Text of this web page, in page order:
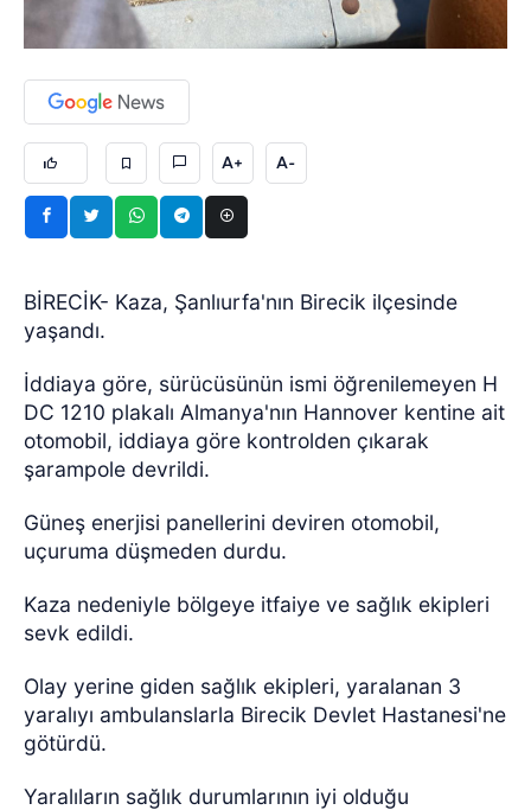
A+ A-
BİRECİK- Kaza, Şanlıurfa'nın Birecik ilçesinde
yaşandı.
İddiaya göre, sürücüsünün ismi öğrenilemeyen H
DC 1210 plakalı Almanya'nın Hannover kentine ait
otomobil, iddiaya göre kontrolden çıkarak
şarampole devrildi.
Güneş enerjisi panellerini deviren otomobil,
uçuruma düşmeden durdu.
Kaza nedeniyle bölgeye itfaiye ve sağlık ekipleri
sevk edildi.
Olay yerine giden sağlık ekipleri, yaralanan 3
yaralıyı ambulanslarla Birecik Devlet Hastanesi'ne
götürdü.
Yaralıların sağlık durumlarının iyi olduğu